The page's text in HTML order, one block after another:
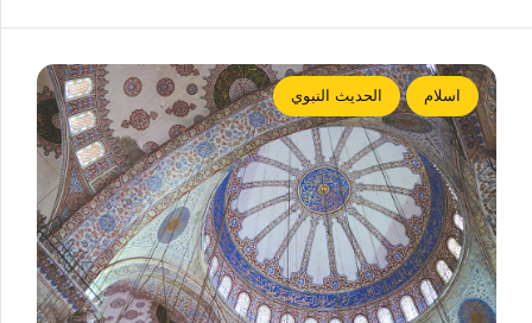
اسلام الحديث النبوي